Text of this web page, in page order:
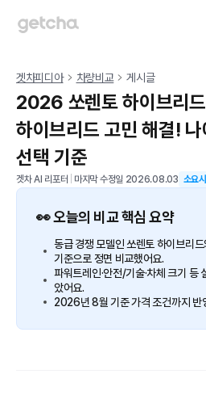
겟차피디아 차량비교 게시글
2026 쏘렌토 하이브리
하이브리드 고민 해결!
선택 기준
겟차 AI 리포터 마지막 수정일 2026.08.03 소요
👀 오늘의 비교 핵심 요약
동급 경쟁 모델인 쏘렌토 하이브리
기준으로 정면 비교했어요.
파워트레인·안전/기술·차체 크기 등
았어요.
2026년 8월 기준 가격 조건까지 반